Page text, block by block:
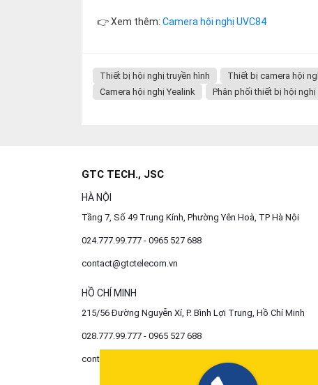
👉 Xem thêm: Camera hội nghị UVC84
Thiết bị hội nghị truyền hình Thiết bị camera hội
Camera hội nghị Yealink
Phân phối thiết bị hội nghị
GTC TECH., JSC
HÀ NỘI
Tầng 7, Số 49 Trung Kính, Phường Yên Hoà, TP Hà Nội
024.777.99.777 - 0965 527 688
contact@gtctelecom.vn
HỒ CHÍ MINH
215/56 Đường Nguyễn Xí, P. Bình Lợi Trung, Hồ Chí Minh
028.777.99.777 - 0965 527 688
contact@gtctelecom.vn